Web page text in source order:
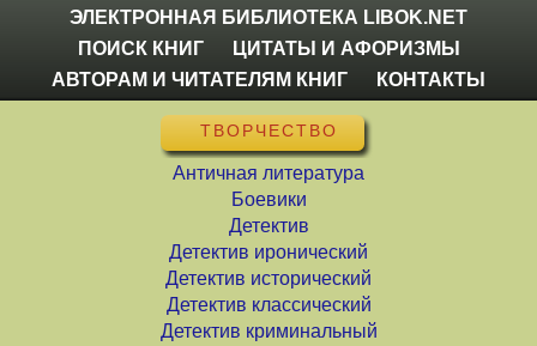
ЭЛЕКТРОННАЯ БИБЛИОТЕКА LIBOK.NET
ПОИСК КНИГ
ЦИТАТЫ И АФОРИЗМЫ
АВТОРАМ И ЧИТАТЕЛЯМ КНИГ
КОНТАКТЫ
ТВОРЧЕСТВО
Античная литература
Боевики
Детектив
Детектив иронический
Детектив исторический
Детектив классический
Детектив криминальный